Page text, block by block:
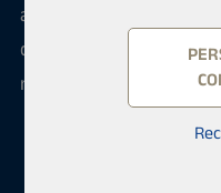
antes posible.
comentarios ya que
nuestro servicio